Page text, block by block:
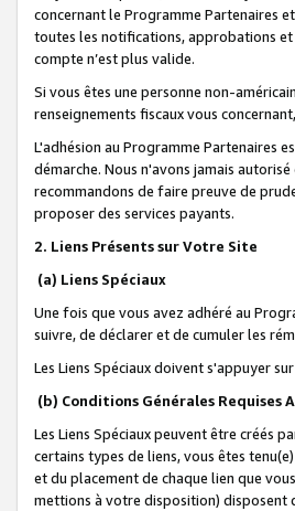
concernant le Programme Partenaires
toutes les notifications, approbations et
compte n’est plus valide.
Si vous êtes une personne non-
renseignements fiscaux vous
L'adhésion au Programme Partenaires
démarche. Nous n'avons jamais
recommandons de faire preuve de
proposer des services payants.
2. Liens Présents sur Votre Site
(a) Liens Spéciaux
Une fois que vous avez adhéré au
suivre, de déclarer et de cumuler les
Les Liens Spéciaux doivent s'appuyer
(b) Conditions Générales Requises
Les Liens Spéciaux peuvent être créés
certains types de liens, vous êtes
et du placement de chaque lien que
mettions à votre disposition) disposent